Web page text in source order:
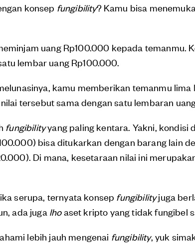
konsep fungibility? Kamu bisa
uang Rp100.000 kepada temanmu.
lembar uang Rp100.000.
kamu memberikan temanmu
tersebut sama dengan satu lembaran
fungibilityyang paling kentara. Yakni, kondisi
bisa ditukarkan dengan barang lain
Di mana, kesetaraan nilai ini
serupa, ternyata konsep fungibilityjuga
ada juga lhoaset kripto yang tidak fungibel
lebih jauh mengenai fungibility, yuk